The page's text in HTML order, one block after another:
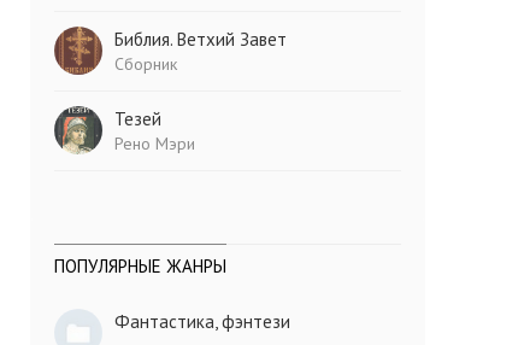
Библия. Ветхий Завет
Сборник
Тезей
Рено Мэри
ПОПУЛЯРНЫЕ ЖАНРЫ
Фантастика, фэнтези